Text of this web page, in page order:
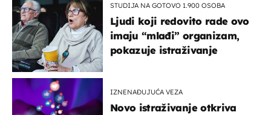
STUDIJA NA GOTOVO 1.900 OSOBA
Ljudi koji redovito rade ovo
imaju “mlađi” organizam,
pokazuje istraživanje
IZNENAĐUJUĆA VEZA
Novo istraživanje otkriva